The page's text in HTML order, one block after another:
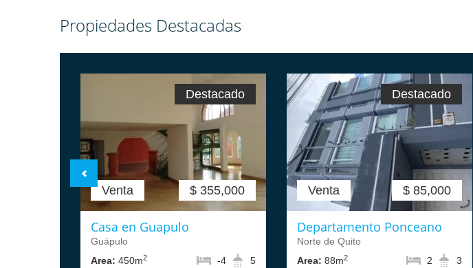
Propiedades Destacadas
Venta $ 355,000
Destacado
Casa en Guapulo
Guápulo
Area: 450m2 5
-4
Venta $ 85,000
Destacado
Departamento Ponceano
Norte de Quito
Area: 88m2 3
2